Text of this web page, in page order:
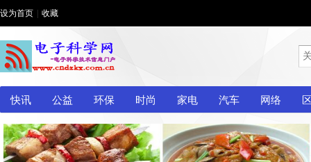
设为首页 收藏
快讯 公益 环保 时尚 家电 汽车 网络